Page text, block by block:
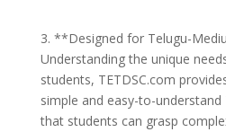
3. **Designed for Telugu-
Understanding the unique
students, TETDSC.com
simple and easy-to-understand
that students can grasp